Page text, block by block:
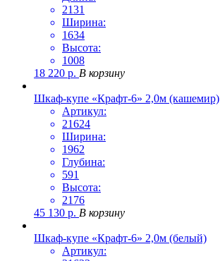
2131
Ширина:
1634
Высота:
1008
18 220 р. В корзину
Шкаф-купе «Крафт-6» 2,0м (кашемир)
Артикул:
21624
Ширина:
1962
Глубина:
591
Высота:
2176
45 130 р. В корзину
Шкаф-купе «Крафт-6» 2,0м (белый)
Артикул: